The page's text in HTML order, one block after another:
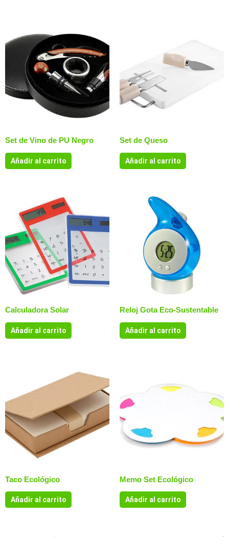
Set de Vino de PU Negro
Añadir al carrito
Set de Queso
Añadir al carrito
Calculadora Solar
Añadir al carrito
Reloj Gota Eco-Sustentable
Añadir al carrito
Taco Ecológico
Añadir al carrito
Memo Set Ecológico
Añadir al carrito